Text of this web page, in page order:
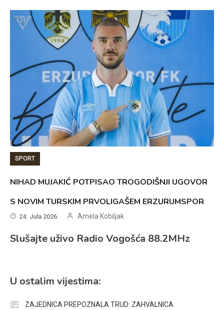
SPORT
NIHAD MUJAKIĆ POTPISAO TROGODIŠNJI UGOVOR
S NOVIM TURSKIM PRVOLIGAŠEM ERZURUMSPOR
24. Jula 2026. Amela Kobiljak
Slušajte uživo Radio Vogošća 88.2MHz
U ostalim vijestima:
ZAJEDNICA PREPOZNALA TRUD: ZAHVALNICA